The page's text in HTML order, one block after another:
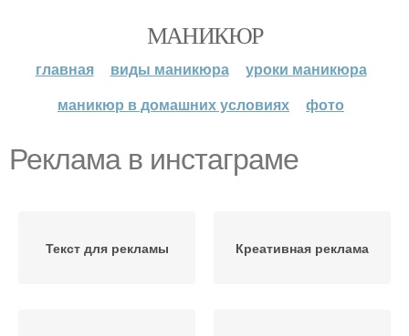
МАНИКЮР
главная виды маникюра
уроки маникюра
маникюр в домашних условиях
фото
Реклама в инстаграме
Текст для рекламы Креативная реклама